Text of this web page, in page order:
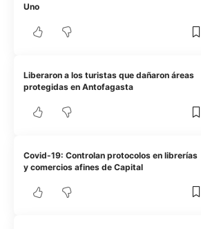
Uno
Liberaron a los turistas que dañaron áreas
protegidas en Antofagasta
Covid-19: Controlan protocolos en librerías
y comercios afines de Capital